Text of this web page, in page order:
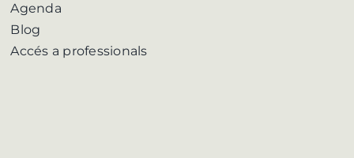
Agenda
Blog
Accés a professionals